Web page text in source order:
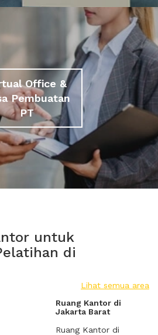
Office &
Pembuatan
PT
untuk
di
Lihat semua area
Ruang Kantor di
Jakarta Barat
Ruang Kantor di